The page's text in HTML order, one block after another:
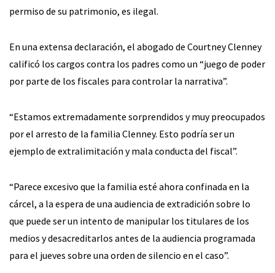
permiso de su patrimonio, es ilegal.
En una extensa declaración, el abogado de Courtney Clenney
calificó los cargos contra los padres como un “juego de poder
por parte de los fiscales para controlar la narrativa”.
“Estamos extremadamente sorprendidos y muy preocupados
por el arresto de la familia Clenney. Esto podría ser un
ejemplo de extralimitación y mala conducta del fiscal”.
“Parece excesivo que la familia esté ahora confinada en la
cárcel, a la espera de una audiencia de extradición sobre lo
que puede ser un intento de manipular los titulares de los
medios y desacreditarlos antes de la audiencia programada
para el jueves sobre una orden de silencio en el caso”.